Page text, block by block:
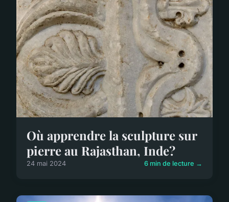
Où apprendre la sculpture sur
pierre au Rajasthan, Inde?
24 mai 2024 6 min de lecture →